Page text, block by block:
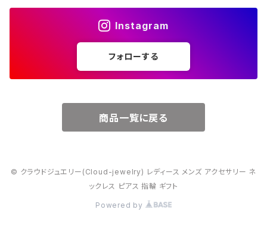
Instagram
フォローする
商品一覧に戻る
© クラウドジュエリー(Cloud-jewelry) レディース メンズ アクセサリー ネ
ックレス ピアス 指輪 ギフト
Powered by